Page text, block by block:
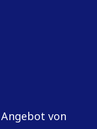
von